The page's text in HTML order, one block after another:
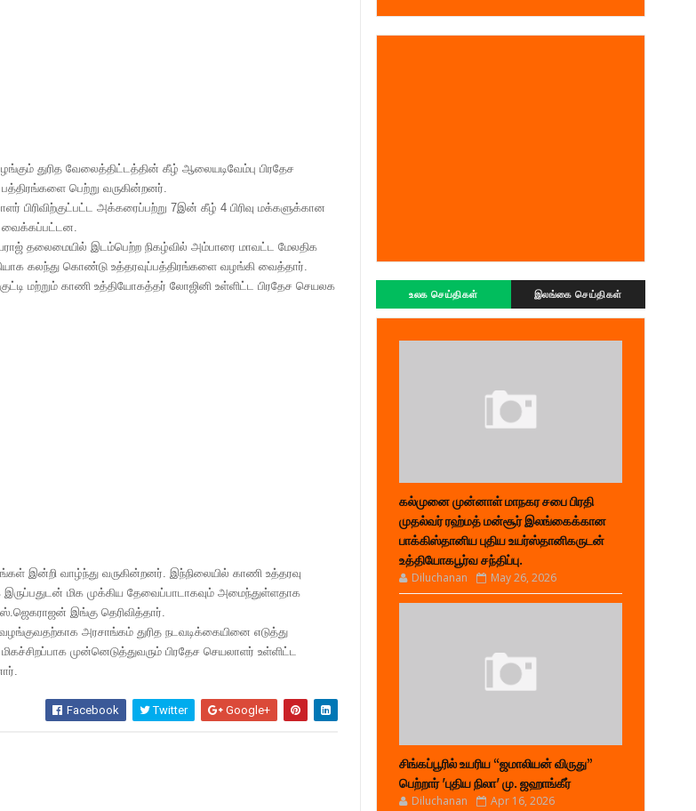
துரித வேலைத்திட்டத்தின் கீழ் ஆலையடிவேம்பு பிரதேச
பெற்று வருகின்றனர்.
பிரிவிற்குட்பட்ட அக்கரைப்பற்று 7இன் கீழ் 4 பிரிவு மக்களுக்கான
வைக்கப்பட்டன.
தலைமையில் இடம்பெற்ற நிகழ்வில் அம்பாரை மாவட்ட மேலதிக
கலந்து கொண்டு உத்தரவுப்பத்திரங்களை வழங்கி வைத்தார்.
மற்றும் காணி உத்தியோகத்தர் லோஜினி உள்ளிட்ட பிரதேச செயலக
இன்றி வாழ்ந்து வருகின்றனர். இந்நிலையில் காணி உத்தரவு
மிக முக்கிய தேவைப்பாடாகவும் அமைந்துள்ளதாக
இங்கு தெரிவித்தார்.
அரசாங்கம் துரித நடவடிக்கையினை எடுத்து
முன்னெடுத்துவரும் பிரதேச செயலாளர் உள்ளிட்ட
Facebook Twitter Google+
உலக செய்திகள் இலங்கை செய்திகள்
கல்முனை முன்னாள் மாநகர சபை பிரதி
முதல்வர் ரஹ்மத் மன்சூர் இலங்கைக்கான
பாக்கிஸ்தானிய புதிய உயர்ஸ்தானிகருடன்
உத்தியோகபூர்வ சந்திப்பு.
Diluchanan May 26, 2026
சிங்கப்பூரில் உயரிய “ஜமாலியன் விருது”
பெற்றார் 'புதிய நிலா' மு. ஜஹாங்கீர்
Diluchanan Apr 16, 2026